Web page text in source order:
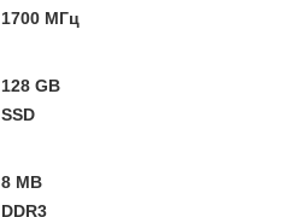
1700 МГц
128 GB
SSD
8 MB
DDR3